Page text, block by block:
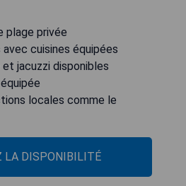
plage privée
cuisines équipées
jacuzzi disponibles
locales comme le
LA DISPONIBILITÉ